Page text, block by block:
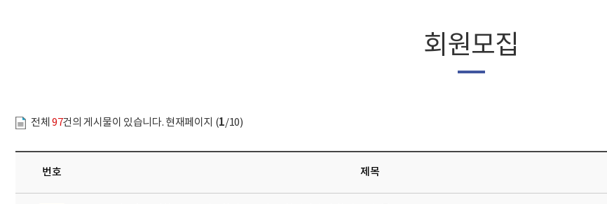
회원모집
회원모집 시작
전체 97건의 게시물이 있습니다. 현재페이지 (1/10)
번호 제목